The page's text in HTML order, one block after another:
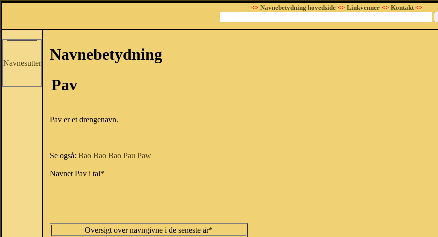
<> Navnebetydning hovedside <> Linkvenner <> Kontakt<>
Navnesutter
Navnebetydning
Pav
Pav er et drengenavn.
Se også: Bao Bao Bao Pau Paw
Navnet Pav i tal*
Oversigt over navngivne i de seneste år*